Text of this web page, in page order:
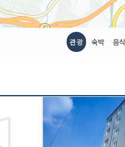
관광 숙박 음식